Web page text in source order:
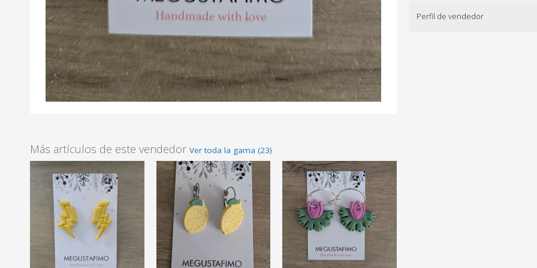
Más artículos de este vendedor Ver toda la gama (23)
Perfil de vendedor